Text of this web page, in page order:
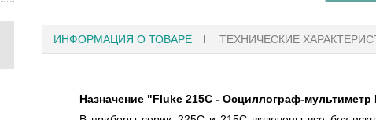
ИНФОРМАЦИЯ О ТОВАРЕ ТЕХНИЧЕСКИЕ
Назначение "Fluke 215C - Осциллограф-мультиметр